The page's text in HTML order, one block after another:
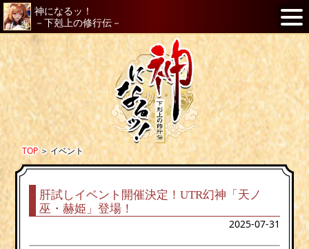
神になるッ！
－下剋上の修行伝－
TOP＞イベント
肝試しイベント開催決定！UTR幻神「天ノ
巫・赫姫」登場！
2025-07-31